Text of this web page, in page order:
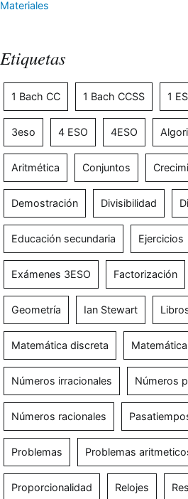
Materiales
Etiquetas
1 Bach CC 1 Bach CCSS 1
3eso 4 ESO 4ESO
Aritmética Conjuntos
Demostración Divisibilidad
Educación secundaria Ejercicios
Exámenes 3ESO Factorización
Geometría Ian Stewart
Matemática discreta
Números irracionales Números
Números racionales
Problemas Problemas
Proporcionalidad Relojes